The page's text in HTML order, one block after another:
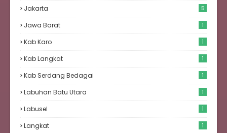
Jakarta 5
Jawa Barat 1
Kab Karo 1
Kab Langkat 1
Kab Serdang Bedagai 1
Labuhan Batu Utara 1
Labusel 1
Langkat 1